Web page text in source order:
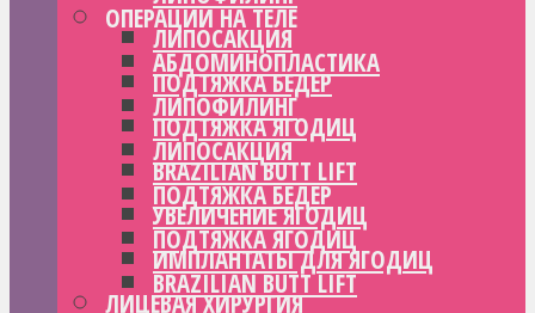
ЛИПОСАКЦИЯ
ПОДТЯЖКА БЕДЕР
ПОДТЯЖКА ЯГОДИЦ
BRAZILIAN BUTT LIFT
УВЕЛИЧЕНИЕ ЯГОДИЦ
ИМПЛАНТАТЫ ДЛЯ ЯГОДИЦ
ЛИЦЕВАЯ ХИРУРГИЯ
ОПЕРАЦИИ НА ТЕЛЕ
АБДОМИНОПЛАСТИКА
ЛИПОФИЛИНГ
ЛИПОСАКЦИЯ
ПОДТЯЖКА БЕДЕР
ПОДТЯЖКА ЯГОДИЦ
BRAZILIAN BUTT LIFT